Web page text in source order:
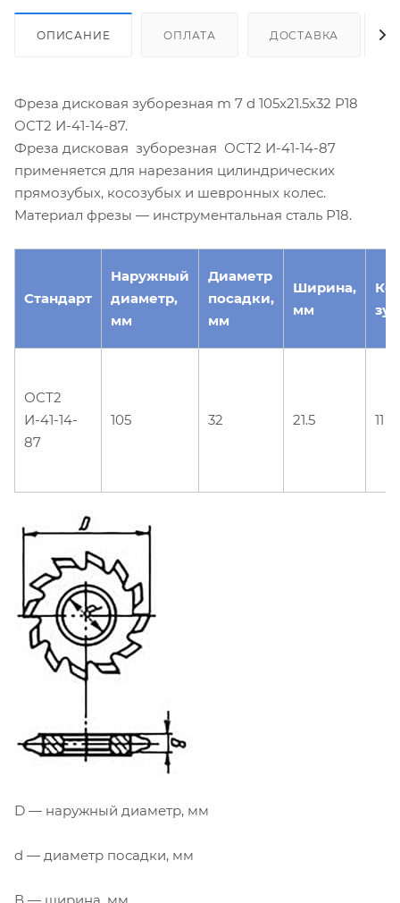
ОПИСАНИЕ ОПЛАТА ДОСТАВКА
Фреза дисковая зуборезная m 7 d 105х21.5х32 Р18
ОСТ2 И-41-14-87.
Фреза дисковая зуборезная ОСТ2 И-41-14-87
применяется для нарезания цилиндрических
прямозубых, косозубых и шевронных колес.
Материал фрезы — инструментальная сталь Р18.
Стандарт
Наружный
диаметр,
мм
Диаметр
посадки,
мм
Ширина,
мм
ОСТ2
И-41-14-
87
105 32 21.5 11
D — наружный диаметр, мм
d — диаметр посадки, мм